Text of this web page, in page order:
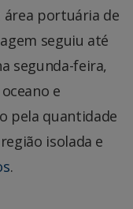
área portuária de
seguiu até
segunda-feira,
e
pela quantidade
isolada e
.